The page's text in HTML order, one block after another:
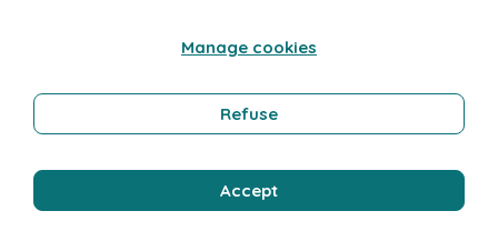
Bruno Druille
Manage cookies
Refuse
Accept